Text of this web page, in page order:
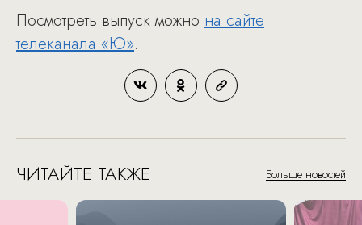
Посмотреть выпуск можно на сайте
телеканала «Ю».
ЧИТАЙТЕ ТАКЖЕ Больше новостей